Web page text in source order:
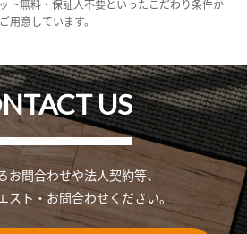
ト無料・保証人不要といったこだわり条件か
用意しています。
US
お問合わせや法人契約等、
スト・お問合わせください。